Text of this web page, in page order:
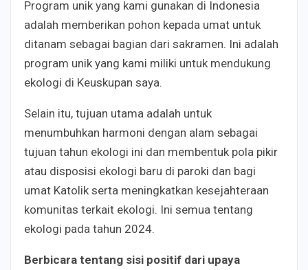
Program unik yang kami gunakan di Indonesia
adalah memberikan pohon kepada umat untuk
ditanam sebagai bagian dari sakramen. Ini adalah
program unik yang kami miliki untuk mendukung
ekologi di Keuskupan saya.
Selain itu, tujuan utama adalah untuk
menumbuhkan harmoni dengan alam sebagai
tujuan tahun ekologi ini dan membentuk pola pikir
atau disposisi ekologi baru di paroki dan bagi
umat Katolik serta meningkatkan kesejahteraan
komunitas terkait ekologi. Ini semua tentang
ekologi pada tahun 2024.
Berbicara tentang sisi positif dari upaya